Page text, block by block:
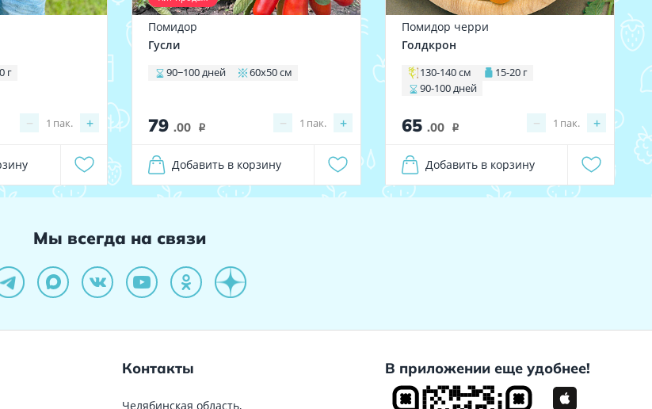
г
− +
1 пак.
Помидор
Гусли
90−100 дней 60х50 см
79 .00 i − +
1 пак.
Добавить в корзину
Помидор черри
Голдкрон
130-140 см
15-20 г
90-100 дней
65 .00 i − +
1 пак.
Добавить в корзину
Мы всегда на связи
Контакты
Челябинская область,
В приложении еще удобнее!